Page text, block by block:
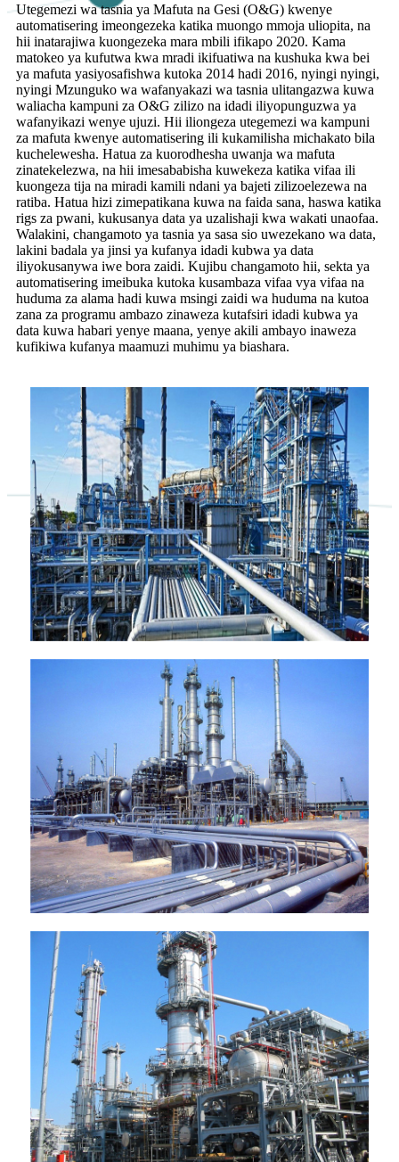
Utegemezi wa tasnia ya Mafuta na Gesi (O&G) kwenye
automatisering imeongezeka katika muongo mmoja uliopita, na
hii inatarajiwa kuongezeka mara mbili ifikapo 2020. Kama
matokeo ya kufutwa kwa mradi ikifuatiwa na kushuka kwa bei
ya mafuta yasiyosafishwa kutoka 2014 hadi 2016, nyingi nyingi,
nyingi Mzunguko wa wafanyakazi wa tasnia ulitangazwa kuwa
waliacha kampuni za O&G zilizo na idadi iliyopunguzwa ya
wafanyikazi wenye ujuzi. Hii iliongeza utegemezi wa kampuni
za mafuta kwenye automatisering ili kukamilisha michakato bila
kuchelewesha. Hatua za kuorodhesha uwanja wa mafuta
zinatekelezwa, na hii imesababisha kuwekeza katika vifaa ili
kuongeza tija na miradi kamili ndani ya bajeti zilizoelezewa na
ratiba. Hatua hizi zimepatikana kuwa na faida sana, haswa katika
rigs za pwani, kukusanya data ya uzalishaji kwa wakati unaofaa.
Walakini, changamoto ya tasnia ya sasa sio uwezekano wa data,
lakini badala ya jinsi ya kufanya idadi kubwa ya data
iliyokusanywa iwe bora zaidi. Kujibu changamoto hii, sekta ya
automatisering imeibuka kutoka kusambaza vifaa vya vifaa na
huduma za alama hadi kuwa msingi zaidi wa huduma na kutoa
zana za programu ambazo zinaweza kutafsiri idadi kubwa ya
data kuwa habari yenye maana, yenye akili ambayo inaweza
kufikiwa kufanya maamuzi muhimu ya biashara.